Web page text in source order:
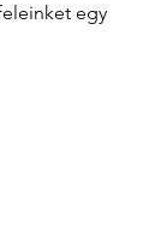
egy